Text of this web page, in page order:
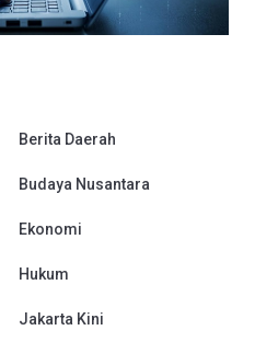
Berita Daerah
Budaya Nusantara
Ekonomi
Hukum
Jakarta Kini